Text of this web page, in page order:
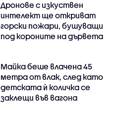
Дронове с изкуствен
интелект ще откриват
горски пожари, бушуващи
под короните на дървета
Майка беше влачена 45
метра от влак, след като
детската ѝ количка се
заклещи във вагона